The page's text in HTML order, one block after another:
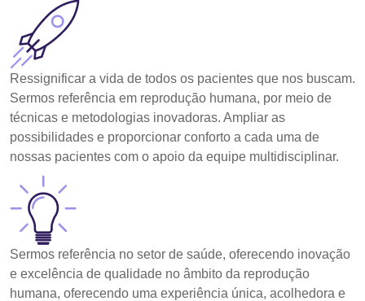
Ressignificar a vida de todos os pacientes que nos buscam.
Sermos referência em reprodução humana, por meio de
técnicas e metodologias inovadoras. Ampliar as
possibilidades e proporcionar conforto a cada uma de
nossas pacientes com o apoio da equipe multidisciplinar.
Sermos referência no setor de saúde, oferecendo inovação
e excelência de qualidade no âmbito da reprodução
humana, oferecendo uma experiência única, acolhedora e